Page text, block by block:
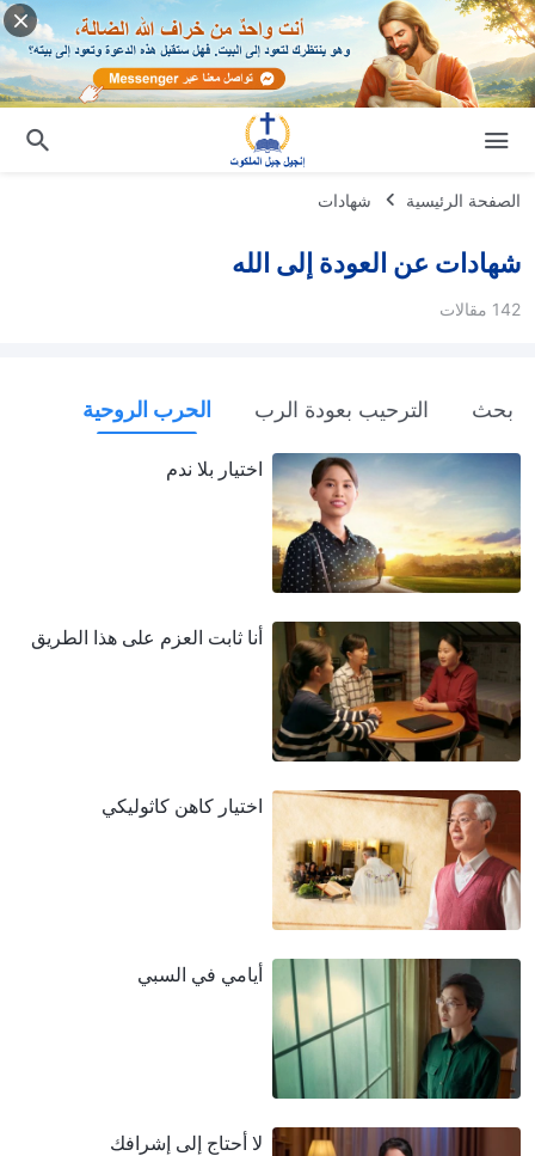
الصفحة الرئيسية شهادات
شهادات عن العودة إلى الله
142 مقالات
بحث الترحيب بعودة الرب الحرب الروحية
اختيار بلا ندم
أنا ثابت العزم على هذا الطريق
اختيار كاهن كاثوليكي
أيامي في السبي
لا أحتاج إلى إشرافك